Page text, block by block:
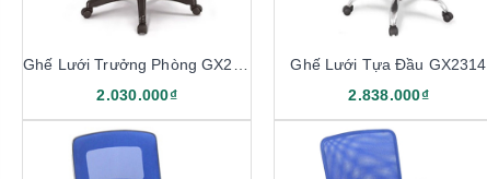
2.030.000₫
Ghế Lưới Tựa Đầu GX2314
2.838.000₫